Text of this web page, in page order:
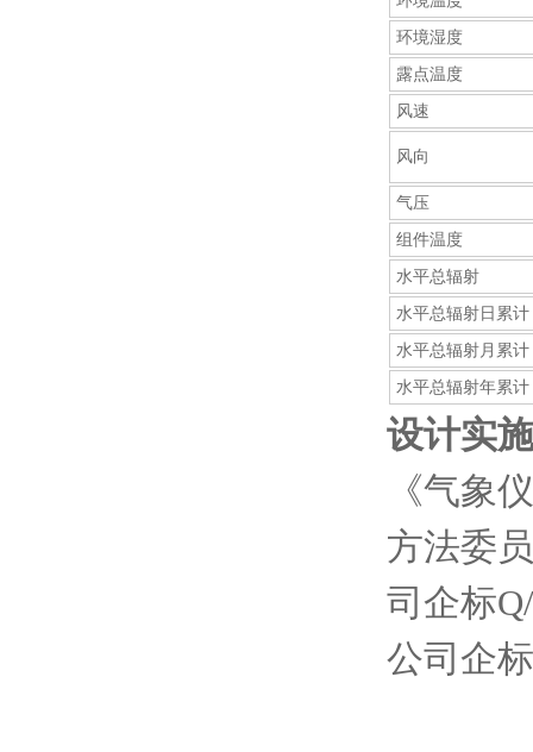
环境湿度
露点温度
风速
风向
气压
组件温度
水平总辐射
水平总辐射日累计
水平总辐射月累计
水平总辐射年累计
设计实
《气象
方法委
司企标
公司企